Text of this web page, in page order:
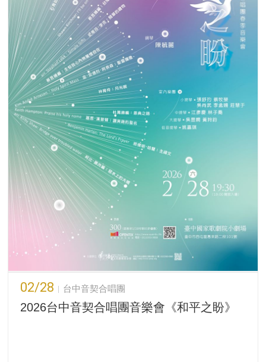
02/28 台中音契合唱團
2026台中音契合唱團音樂會《和平之盼》